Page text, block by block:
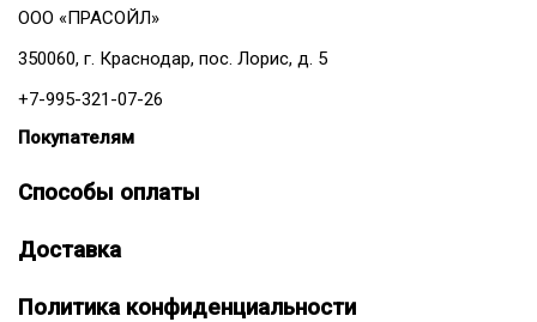
ООО «ПРАСОЙЛ»
350060, г. Краснодар, пос. Лорис, д. 5
+7-995-321-07-26
Покупателям
Способы оплаты
Доставка
Политика конфиденциальности